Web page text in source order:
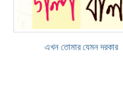
এখন তোমার যেমন দরকার